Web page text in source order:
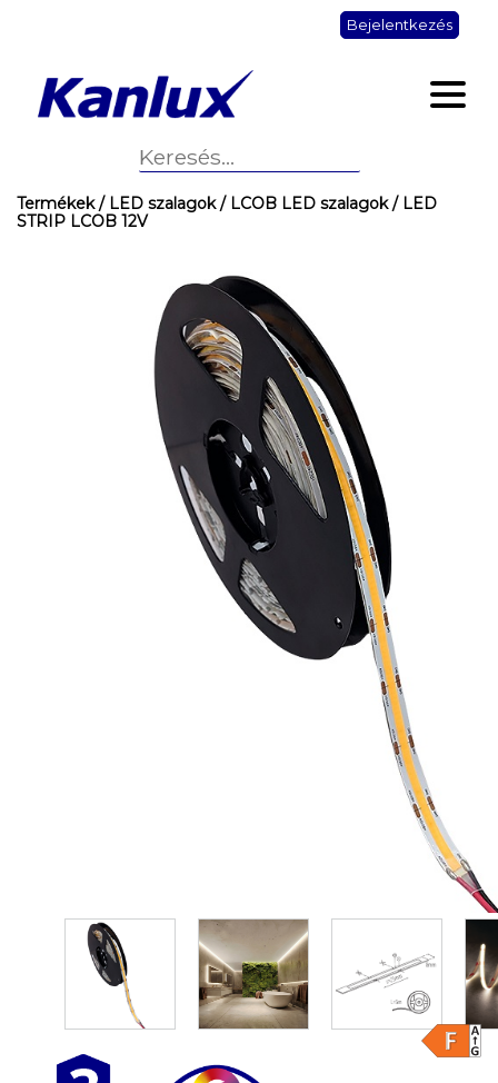
Bejelentkezés
Termékek/ LED szalagok/ LCOB LED szalagok/ LED
STRIP LCOB 12V